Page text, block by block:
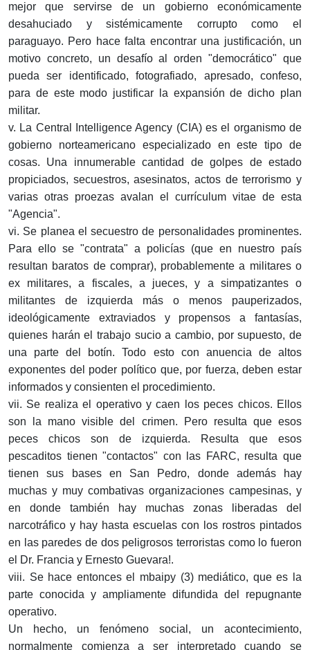
mejor que servirse de un gobierno económicamente
desahuciado y sistémicamente corrupto como el
paraguayo. Pero hace falta encontrar una justificación, un
motivo concreto, un desafío al orden "democrático" que
pueda ser identificado, fotografiado, apresado, confeso,
para de este modo justificar la expansión de dicho plan
militar.
v. La Central Intelligence Agency (CIA) es el organismo de
gobierno norteamericano especializado en este tipo de
cosas. Una innumerable cantidad de golpes de estado
propiciados, secuestros, asesinatos, actos de terrorismo y
varias otras proezas avalan el currículum vitae de esta
"Agencia".
vi. Se planea el secuestro de personalidades prominentes.
Para ello se "contrata" a policías (que en nuestro país
resultan baratos de comprar), probablemente a militares o
ex militares, a fiscales, a jueces, y a simpatizantes o
militantes de izquierda más o menos pauperizados,
ideológicamente extraviados y propensos a fantasías,
quienes harán el trabajo sucio a cambio, por supuesto, de
una parte del botín. Todo esto con anuencia de altos
exponentes del poder político que, por fuerza, deben estar
informados y consienten el procedimiento.
vii. Se realiza el operativo y caen los peces chicos. Ellos
son la mano visible del crimen. Pero resulta que esos
peces chicos son de izquierda. Resulta que esos
pescaditos tienen "contactos" con las FARC, resulta que
tienen sus bases en San Pedro, donde además hay
muchas y muy combativas organizaciones campesinas, y
en donde también hay muchas zonas liberadas del
narcotráfico y hay hasta escuelas con los rostros pintados
en las paredes de dos peligrosos terroristas como lo fueron
el Dr. Francia y Ernesto Guevara!.
viii. Se hace entonces el mbaipy (3) mediático, que es la
parte conocida y ampliamente difundida del repugnante
operativo.
Un hecho, un fenómeno social, un acontecimiento,
normalmente comienza a ser interpretado cuando se